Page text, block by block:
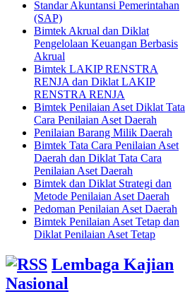
Standar Akuntansi Pemerintahan
(SAP)
Bimtek Akrual dan Diklat
Pengelolaan Keuangan Berbasis
Akrual
Bimtek LAKIP RENSTRA
RENJA dan Diklat LAKIP
RENSTRA RENJA
Bimtek Penilaian Aset Diklat Tata
Cara Penilaian Aset Daerah
Penilaian Barang Milik Daerah
Bimtek Tata Cara Penilaian Aset
Daerah dan Diklat Tata Cara
Penilaian Aset Daerah
Bimtek dan Diklat Strategi dan
Metode Penilaian Aset Daerah
Pedoman Penilaian Aset Daerah
Bimtek Penilaian Aset Tetap dan
Diklat Penilaian Aset Tetap
Lembaga Kajian
Nasional